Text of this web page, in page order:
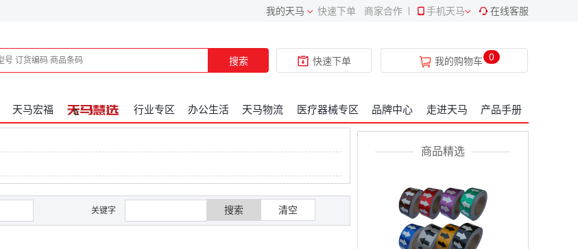
在线客服
手机天马
商家合作
快速下单
我的天马
搜索 快速下单 我的购物车 0
天马宏福 行业专区 办公生活 天马物流 医疗器械专区 品牌中心 走进天马 产品手册
关键字 搜索 清空
商品精选
¥2304.22